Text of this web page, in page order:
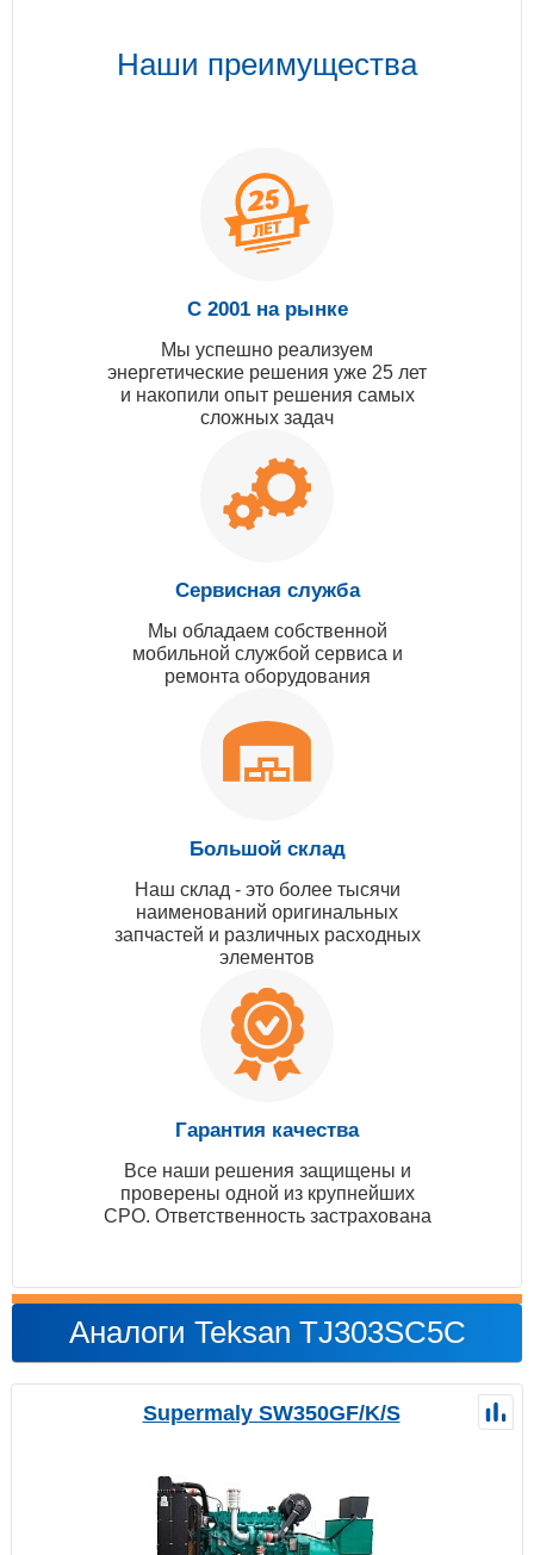
Наши преимущества
С 2001 на рынке
Мы успешно реализуем
энергетические решения уже 25 лет
и накопили опыт решения самых
сложных задач
Сервисная служба
Мы обладаем собственной
мобильной службой сервиса и
ремонта оборудования
Большой склад
Наш склад - это более тысячи
наименований оригинальных
запчастей и различных расходных
элементов
Гарантия качества
Все наши решения защищены и
проверены одной из крупнейших
СРО. Ответственность застрахована
Аналоги Teksan TJ303SC5C
Supermaly SW350GF/K/S